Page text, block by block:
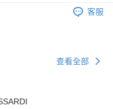
2-5個工作天到店，3天內
客服
查看全部